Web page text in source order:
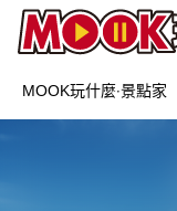
MOOK玩什麼‧景點家